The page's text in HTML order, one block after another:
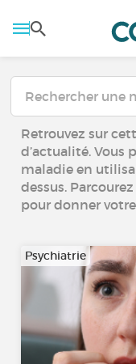
Retrouvez sur
d’actualité. Vous
maladie en
dessus.
pour donner
Psychiatrie